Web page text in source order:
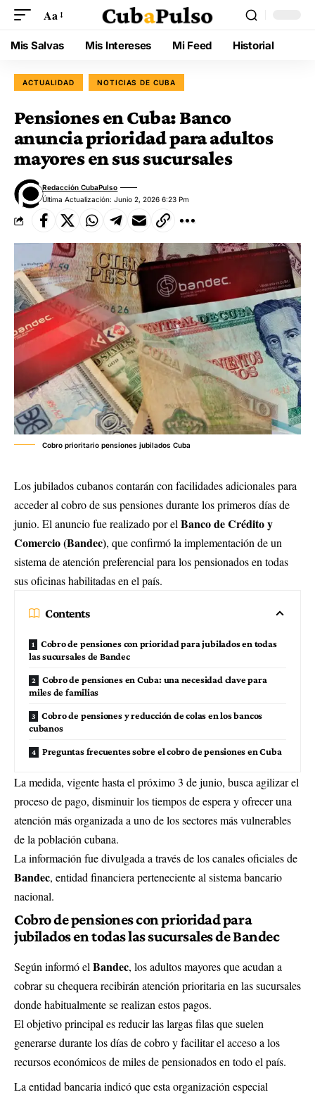
Aa
Mis Salvas Mis Intereses Mi Feed Historial
ACTUALIDAD NOTICIAS DE CUBA
Pensiones en Cuba: Banco
anuncia prioridad para adultos
mayores en sus sucursales
Última Actualización: Junio 2, 2026 6:23 Pm
Redacción CubaPulso
Cobro prioritario pensiones jubilados Cuba
Los jubilados cubanos contarán con facilidades adicionales para
acceder al cobro de sus pensiones durante los primeros días de
junio. El anuncio fue realizado por el Banco de Crédito y
Comercio (Bandec), que confirmó la implementación de un
sistema de atención preferencial para los pensionados en todas
sus oficinas habilitadas en el país.
Contents
Cobro de pensiones con prioridad para jubilados en todas
las sucursales de Bandec
Cobro de pensiones en Cuba: una necesidad clave para
miles de familias
Cobro de pensiones y reducción de colas en los bancos
cubanos
Preguntas frecuentes sobre el cobro de pensiones en Cuba
La medida, vigente hasta el próximo 3 de junio, busca agilizar el
proceso de pago, disminuir los tiempos de espera y ofrecer una
atención más organizada a uno de los sectores más vulnerables
de la población cubana.
La información fue divulgada a través de los canales oficiales de
Bandec, entidad financiera perteneciente al sistema bancario
nacional.
Cobro de pensiones con prioridad para
jubilados en todas las sucursales de Bandec
Según informó el Bandec, los adultos mayores que acudan a
cobrar su chequera recibirán atención prioritaria en las sucursales
donde habitualmente se realizan estos pagos.
El objetivo principal es reducir las largas filas que suelen
generarse durante los días de cobro y facilitar el acceso a los
recursos económicos de miles de pensionados en todo el país.
La entidad bancaria indicó que esta organización especial